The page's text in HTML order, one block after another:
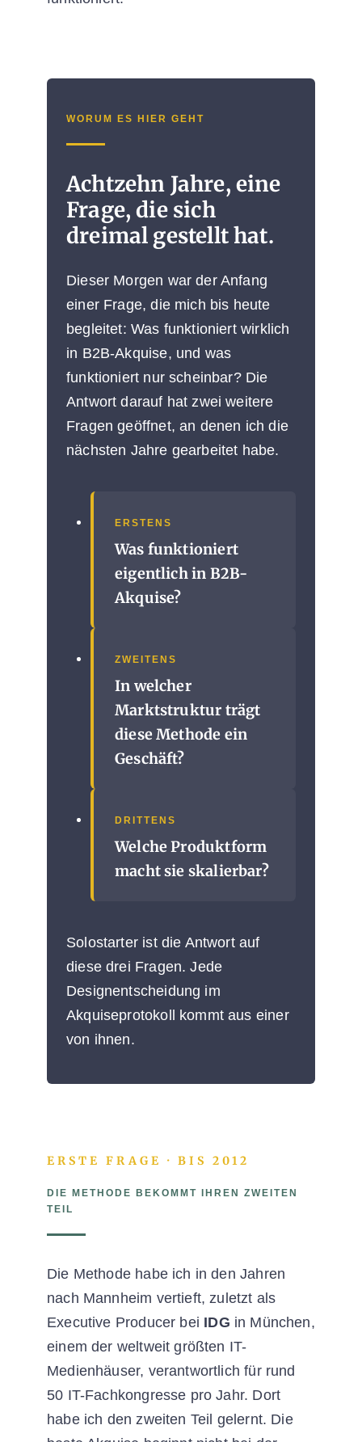
WORUM ES HIER GEHT
Achtzehn Jahre, eine
Frage, die sich
dreimal gestellt hat.
Dieser Morgen war der Anfang
einer Frage, die mich bis heute
begleitet: Was funktioniert wirklich
in B2B-Akquise, und was
funktioniert nur scheinbar? Die
Antwort darauf hat zwei weitere
Fragen geöffnet, an denen ich die
nächsten Jahre gearbeitet habe.
ERSTENS
Was funktioniert
eigentlich in B2B-
Akquise?
ZWEITENS
In welcher
Marktstruktur trägt
diese Methode ein
Geschäft?
DRITTENS
Welche Produktform
macht sie skalierbar?
Solostarter ist die Antwort auf
diese drei Fragen. Jede
Designentscheidung im
Akquiseprotokoll kommt aus einer
von ihnen.
ERSTE FRAGE · BIS 2012
DIE METHODE BEKOMMT IHREN ZWEITEN
TEIL
Die Methode habe ich in den Jahren
nach Mannheim vertieft, zuletzt als
Executive Producer bei IDG in München,
einem der weltweit größten IT-
Medienhäuser, verantwortlich für rund
50 IT-Fachkongresse pro Jahr. Dort
habe ich den zweiten Teil gelernt. Die